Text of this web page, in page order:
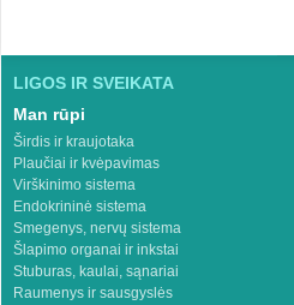
LIGOS IR SVEIKATA
Man rūpi
Širdis ir kraujotaka
Plaučiai ir kvėpavimas
Virškinimo sistema
Endokrininė sistema
Smegenys, nervų sistema
Šlapimo organai ir inkstai
Stuburas, kaulai, sąnariai
Raumenys ir sausgyslės